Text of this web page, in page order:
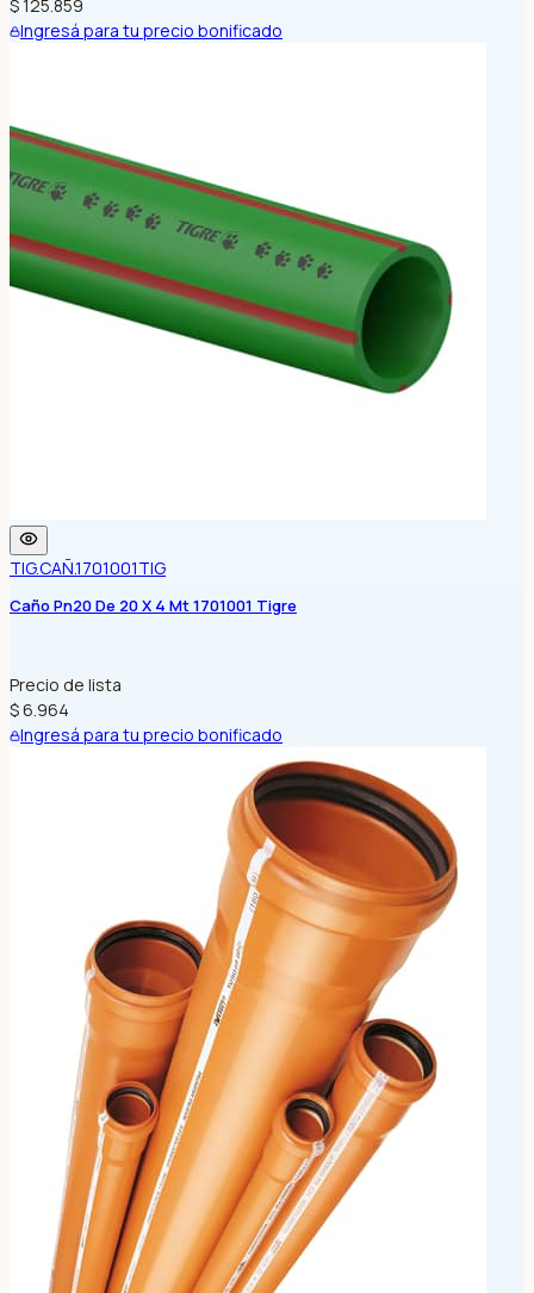
$ 125.859
Ingresá para tu precio bonificado
TIG.CAÑ.1701001TIG
Caño Pn20 De 20 X 4 Mt 1701001 Tigre
Precio de lista
$ 6.964
Ingresá para tu precio bonificado